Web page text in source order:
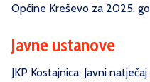
Općine Kreševo za 2025.
Javne ustanove
JKP Kostajnica: Javni